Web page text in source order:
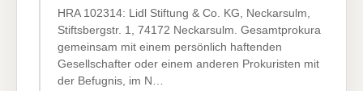
HRA 102314: Lidl Stiftung & Co. KG, Neckarsulm,
Stiftsbergstr. 1, 74172 Neckarsulm. Gesamtprokura
gemeinsam mit einem persönlich haftenden
Gesellschafter oder einem anderen Prokuristen mit
der Befugnis, im N…